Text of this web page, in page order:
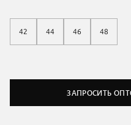
42 44 46 48
ЗАПРОСИТЬ